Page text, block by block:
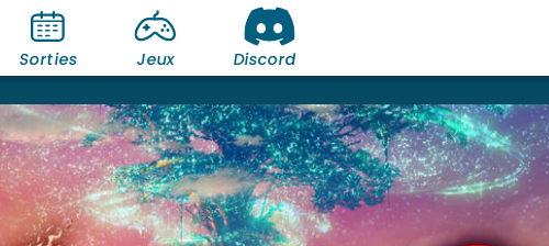
Sorties Jeux Discord